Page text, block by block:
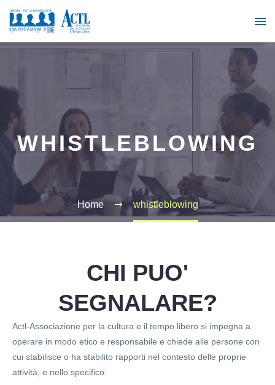
WHISTLEBLOWING
Home whistleblowing
CHI PUO'
SEGNALARE?
Actl-Associazione per la cultura e il tempo libero si impegna a
operare in modo etico e responsabile e chiede alle persone con
cui stabilisce o ha stabilito rapporti nel contesto delle proprie
attività, e nello specifico: